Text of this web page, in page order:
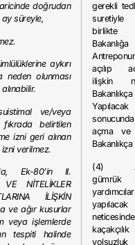
doğrudan
ay süreyle,
aykırı
neden olunması
ve/veya
belirtilen
izni geri alınan
verilmez.
Ek-80’in II.
VE NİTELİKLER
İLİŞKİN
ve ağır kusurlar
veya işlemlerde
tespiti halinde
gerekli
birlikte
açılıp
ilişkin
açma ve
(4)
gümrük